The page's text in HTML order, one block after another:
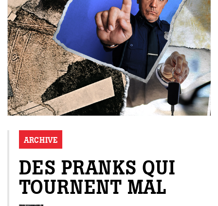
ARCHIVE
DES PRANKS QUI
TOURNENT MAL